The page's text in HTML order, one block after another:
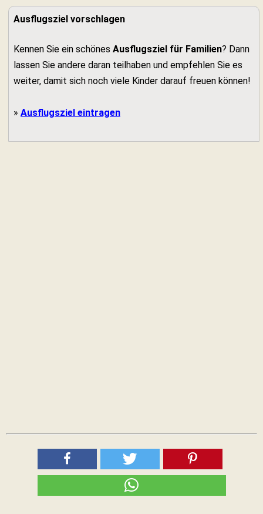
Ausflugsziel vorschlagen
Kennen Sie ein schönes Ausflugsziel für Familien? Dann
lassen Sie andere daran teilhaben und empfehlen Sie es
weiter, damit sich noch viele Kinder darauf freuen können!
» Ausflugsziel eintragen